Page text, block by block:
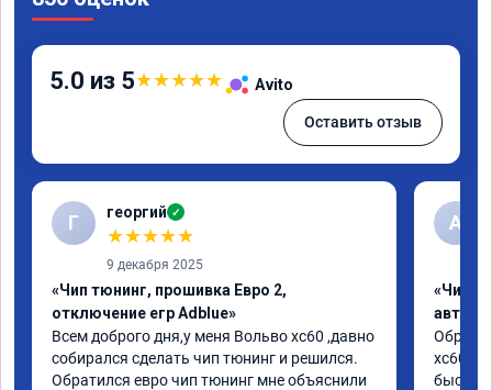
5.0 из 5★★★★★ Avito
Оставить отзыв
Г георгий ✓
★★★★★
9 декабря 2025
«Чип тюнинг, прошивка Евро 2,
отключение егр Adblue»
Всем доброго дня,у меня Вольво xc60 ,давно
собирался сделать чип тюнинг и решился.
Обратился евро чип тюнинг мне объяснили
А
«Чип
xc60
быстро